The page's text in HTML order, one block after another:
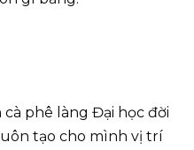
phê làng Đại học đời
tạo cho mình vị trí